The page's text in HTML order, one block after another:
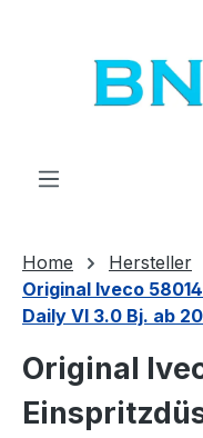
Home Hersteller
Original Iveco
Daily VI 3.0 Bj. ab
Original